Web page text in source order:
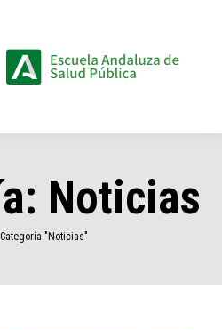
Noticias
Categoría "Noticias"